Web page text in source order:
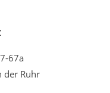
67a
der Ruhr